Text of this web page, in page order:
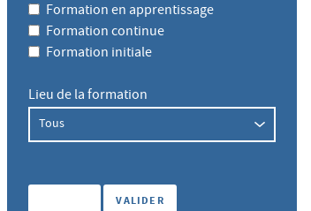
Formation en apprentissage
Formation continue
Formation initiale
Lieu de la formation